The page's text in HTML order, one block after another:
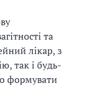
та
лікар, з
так і будь-
формувати